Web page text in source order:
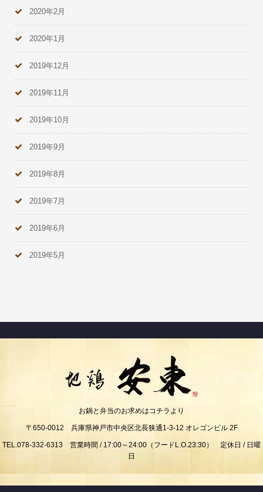
2020年2月
2020年1月
2019年12月
2019年11月
2019年10月
2019年9月
2019年8月
2019年7月
2019年6月
2019年5月
お鍋と弁当のお求めはコチラより
〒650-0012 兵庫県神戸市中央区北長狭通1-3-12 オレゴンビル 2F
TEL.078-332-6313 営業時間 / 17:00～24:00（フードL.O.23:30） 定休日 / 日曜
日